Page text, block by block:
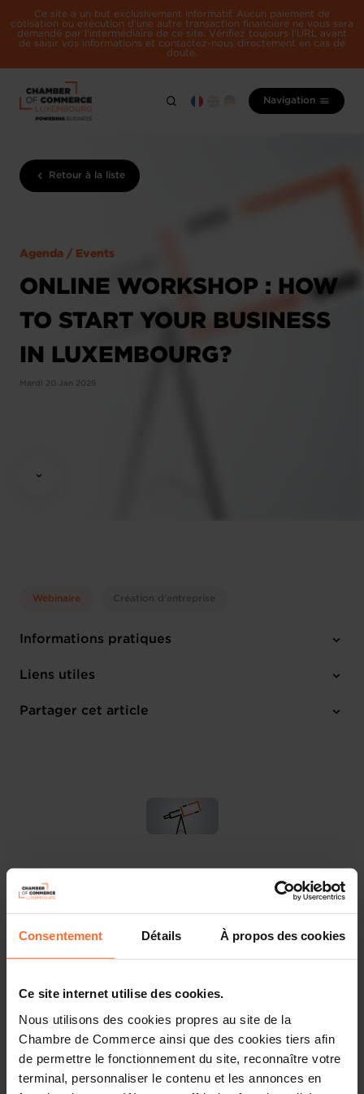
Consentement Détails À propos des cookies
Ce site internet utilise des cookies.
Nous utilisons des cookies propres au site de la
Chambre de Commerce ainsi que des cookies tiers afin
de permettre le fonctionnement du site, reconnaître votre
terminal, personnaliser le contenu et les annonces en
Ce site a un but exclusivement informatif. Aucun paiement de
cotisation ou exécution d'une autre transaction financière ne vous sera
demandé par l'intermédiaire de ce site. Vérifiez toujours l'URL avant
de saisir vos informations et contactez-nous directement en cas de
doute.
Navigation
Retour à la liste
Agenda / Events
ONLINE WORKSHOP : HOW
TO START YOUR BUSINESS
IN LUXEMBOURG?
Mardi 20 Jan 2026
Webinaire Création d'entreprise
Informations pratiques
Mardi 20 Jan 2026
Online Workshop
Liens utiles
M'inscrire
Partager cet article
existing one in Luxembourg? Let’s get guided by the
advisors of the House of Entrepreneurship, the single
point of contact for entrepreneurs.
your business in Luxembourg?» focusing on the
Agenda
First part: tutorial in 45 minutes